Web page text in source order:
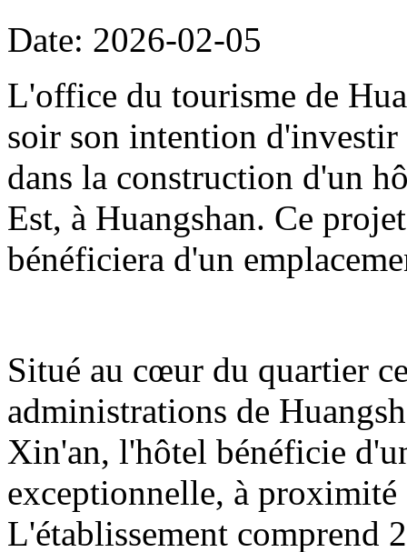
Date: 2026-02-05
L'office du tourisme de
soir son intention
dans la construction d'un
Est, à Huangshan. Ce
bénéficiera d'un
Situé au cœur du quartier
administrations de
Xin'an, l'hôtel bénéficie
exceptionnelle, à
L'établissement comprend